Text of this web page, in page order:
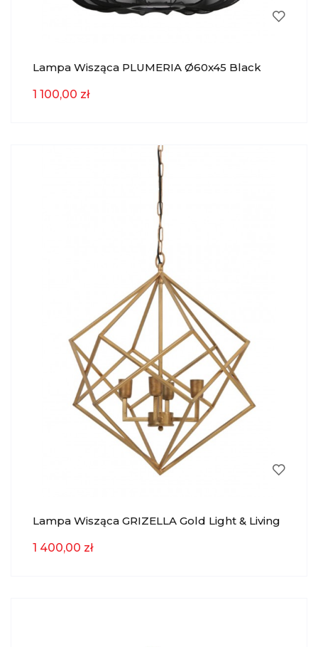
Lampa Wisząca PLUMERIA Ø60x45 Black
1 100,00 zł
Lampa Wisząca GRIZELLA Gold Light & Living
1 400,00 zł